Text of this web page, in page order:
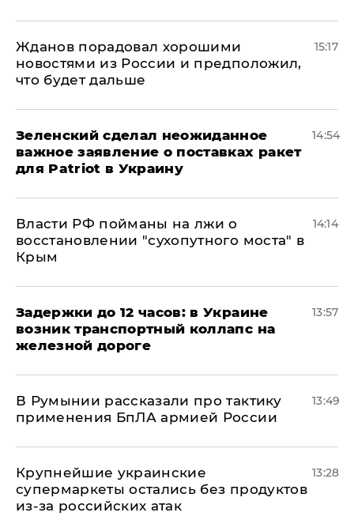
Жданов порадовал хорошими
новостями из России и предположил,
что будет дальше
15:17
Зеленский сделал неожиданное
важное заявление о поставках ракет
для Patriot в Украину
14:54
Власти РФ пойманы на лжи о
восстановлении "сухопутного моста" в
Крым
14:14
Задержки до 12 часов: в Украине
возник транспортный коллапс на
железной дороге
13:57
В Румынии рассказали про тактику
применения БпЛА армией России
13:49
Крупнейшие украинские
супермаркеты остались без продуктов
из-за российских атак
13:28